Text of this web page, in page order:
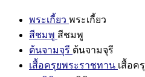
พระเกี้ยว พระเกี้ยว
สีชมพู สีชมพู
ต้นจามจุรี ต้นจามจุรี
เสื้อครุยพระราชทาน เสื้อค